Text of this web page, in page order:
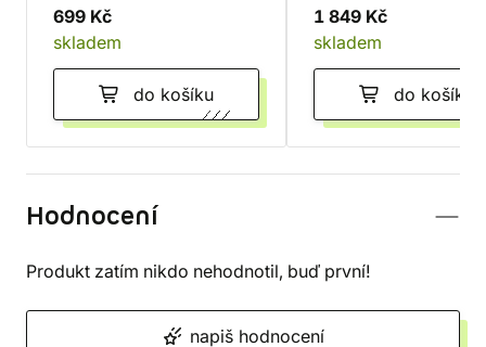
699 Kč
skladem
do košíku
1 849 Kč
skladem
do košíku
Hodnocení
Produkt zatím nikdo nehodnotil, buď první!
napiš hodnocení